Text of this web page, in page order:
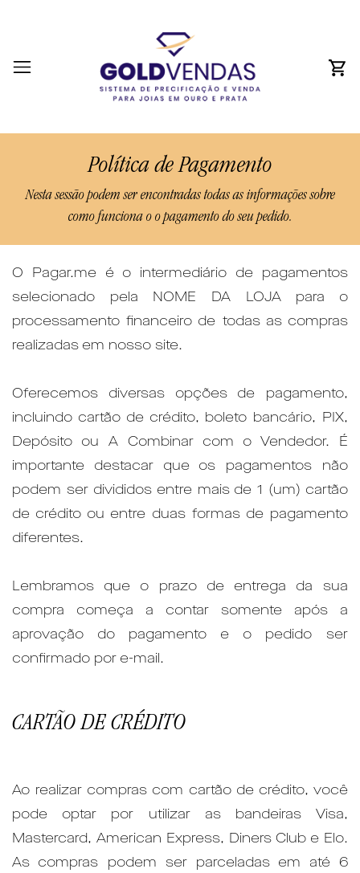
Política de Pagamento
Nesta sessão podem ser encontradas todas as informações sobre
como funciona o o pagamento do seu pedido.
O Pagar.me é o intermediário de pagamentos
selecionado pela NOME DA LOJA para o
processamento financeiro de todas as compras
realizadas em nosso site.
Oferecemos diversas opções de pagamento,
incluindo cartão de crédito, boleto bancário, PIX,
Depósito ou A Combinar com o Vendedor. É
importante destacar que os pagamentos não
podem ser divididos entre mais de 1 (um) cartão
de crédito ou entre duas formas de pagamento
diferentes.
Lembramos que o prazo de entrega da sua
compra começa a contar somente após a
aprovação do pagamento e o pedido ser
confirmado por e-mail.
CARTÃO DE CRÉDITO
Ao realizar compras com cartão de crédito, você
pode optar por utilizar as bandeiras Visa,
Mastercard, American Express, Diners Club e Elo.
As compras podem ser parceladas em até 6